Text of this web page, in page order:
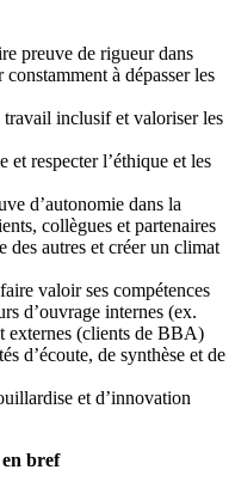
preuve de rigueur dans
à dépasser les
inclusif et valoriser les
et respecter l’éthique et les
d’autonomie dans la
collègues et partenaires
des autres et créer un climat
valoir ses compétences
d’ouvrage internes (ex.
externes (clients de BBA)
d’écoute, de synthèse et de
et d’innovation
bref